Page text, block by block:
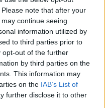
note that after your
continue seeing
information utilized by
to third parties prior to
opt-out of the further
by third parties on the
This information may
on the IAB’s List of
further disclose it to other
nyújtó, nyílt világú
játékba, ami
helyezett
szigeten
Cosmic Abyss